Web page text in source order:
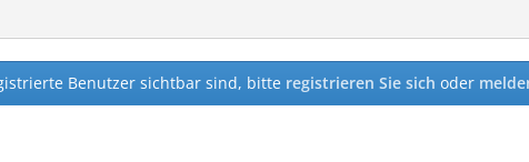
Benutzer sichtbar sind, bitte registrieren Sie sich oder